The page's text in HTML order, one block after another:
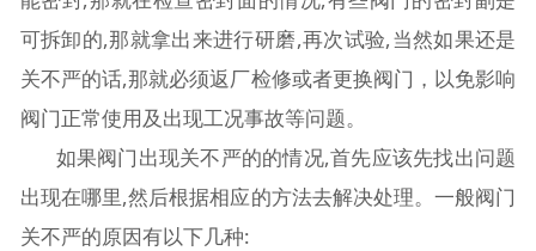
可拆卸的,那就拿出来进行研磨,再次试验,当然如果还是
关不严的话,那就必须返厂检修或者更换阀门，以免影响
阀门正常使用及出现工况事故等问题。
如果阀门出现关不严的的情况,首先应该先找出问题
出现在哪里,然后根据相应的方法去解决处理。一般阀门
关不严的原因有以下几种: